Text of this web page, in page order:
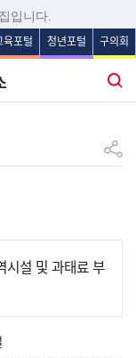
입니다.
육포털 청년포털 구의회
통합검색
공유하
시설 및 과태료 부